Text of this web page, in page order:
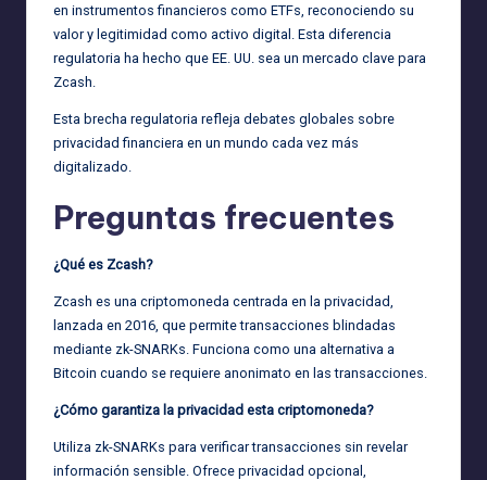
en instrumentos financieros como ETFs, reconociendo su
valor y legitimidad como activo digital. Esta diferencia
regulatoria ha hecho que EE. UU. sea un mercado clave para
Zcash.
Esta brecha regulatoria refleja debates globales sobre
privacidad financiera en un mundo cada vez más
digitalizado.
Preguntas frecuentes
¿Qué es Zcash?
Zcash es una criptomoneda centrada en la privacidad,
lanzada en 2016, que permite transacciones blindadas
mediante zk-SNARKs. Funciona como una alternativa a
Bitcoin cuando se requiere anonimato en las transacciones.
¿Cómo garantiza la privacidad esta criptomoneda?
Utiliza zk-SNARKs para verificar transacciones sin revelar
información sensible. Ofrece privacidad opcional,